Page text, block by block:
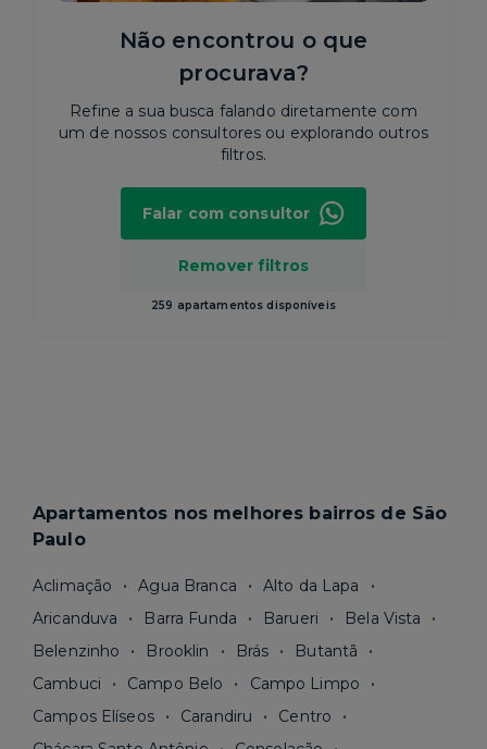
Não encontrou o que
procurava?
Refine a sua busca falando diretamente com
um de nossos consultores ou explorando outros
filtros.
Remover filtros
259 apartamentos disponíveis
Falar com consultor
Apartamentos nos melhores bairros de São
Paulo
Aclimação Agua Branca
Alto da Lapa
Aricanduva
Barra Funda Barueri
Bela Vista
Belenzinho
Brooklin Brás
Butantã
Cambuci
Campo Belo
Campo Limpo
Campos Elíseos
Carandiru
Centro